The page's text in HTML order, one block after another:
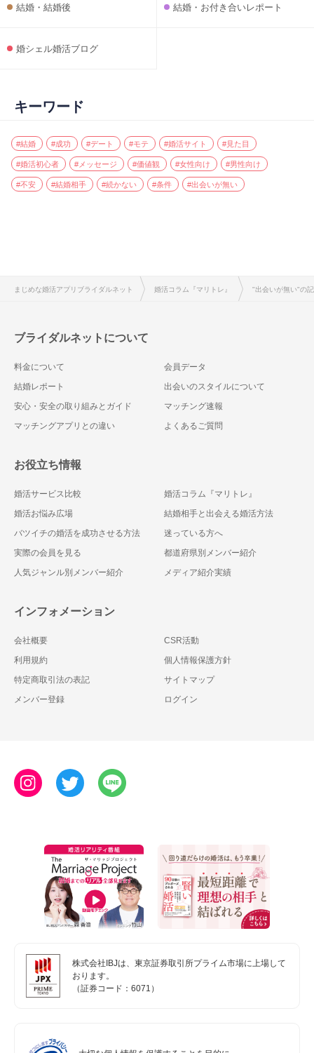
結婚・結婚後 結婚・お付き合いレポート
婚シェル婚活ブログ
キーワード
#結婚 #成功 #デート #モテ #婚活サイト #見た目
#婚活初心者 #メッセージ #価値観 #女性向け #男性向け
#不安 #結婚相手 #続かない #条件 #出会いが無い
まじめな婚活アプリブライダルネット 婚活コラム『マリトレ』 "出会いが無い"の
ブライダルネットについて
料金について
会員データ
結婚レポート
出会いのスタイルについて
安心・安全の取り組みとガイド
マッチング速報
マッチングアプリとの違い
よくあるご質問
お役立ち情報
婚活サービス比較
婚活コラム『マリトレ』
婚活お悩み広場
結婚相手と出会える婚活方法
バツイチの婚活を成功させる方法
迷っている方へ
実際の会員を見る
都道府県別メンバー紹介
人気ジャンル別メンバー紹介
メディア紹介実績
インフォメーション
会社概要
CSR活動
利用規約
個人情報保護方針
特定商取引法の表記
サイトマップ
メンバー登録
ログイン
株式会社IBJは、東京証券取引所プライム市場に上場して
おります。
（証券コード：6071）